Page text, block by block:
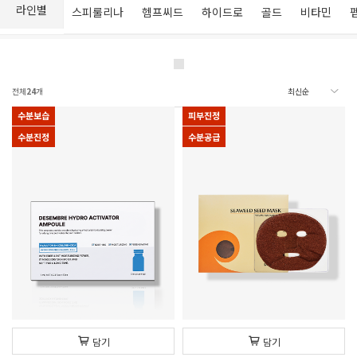
라인별 스피룰리나 헴프씨드 하이드로 골드 비타민
전체24개
수분보습
수분진정
담기
피부진정
수분공급
담기